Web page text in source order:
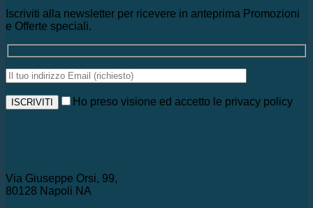
Iscriviti alla newsletter per ricevere in anteprima Promozioni
e Offerte speciali.
Ho preso visione ed accetto le privacy policy
Via Giuseppe Orsi, 99,
80128 Napoli NA